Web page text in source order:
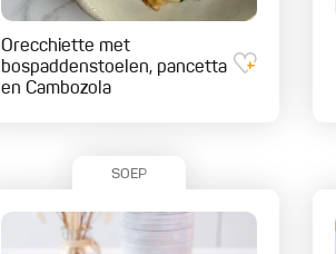
Orecchiette met
bospaddenstoelen, pancetta
en Cambozola
SOEP